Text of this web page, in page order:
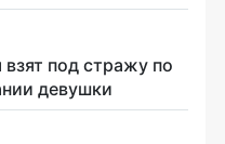
под стражу по
девушки